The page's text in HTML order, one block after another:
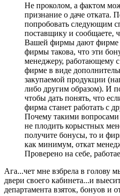
Не проколом, а фактом
признание о даче отката.
попробовать следующим
поставщику и сообщаете,
Вашей фирмы дают фирме
фирмы такова, что эти
менеджеру, работающему
фирме в виде
закупаемой продукции
либо другим образом). И
чтобы дать понять, что
фирма станет работать с
Почему такими
не плодить корыстных
получите бонусы, то и
как минимум, откат
Проверено на себе,
Ага...чет мне взбрела в голову
двери своего кабинета...и
департамента взяток, бонуов и